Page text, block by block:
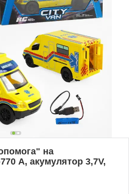
на
A, акумулятор 3,7V,